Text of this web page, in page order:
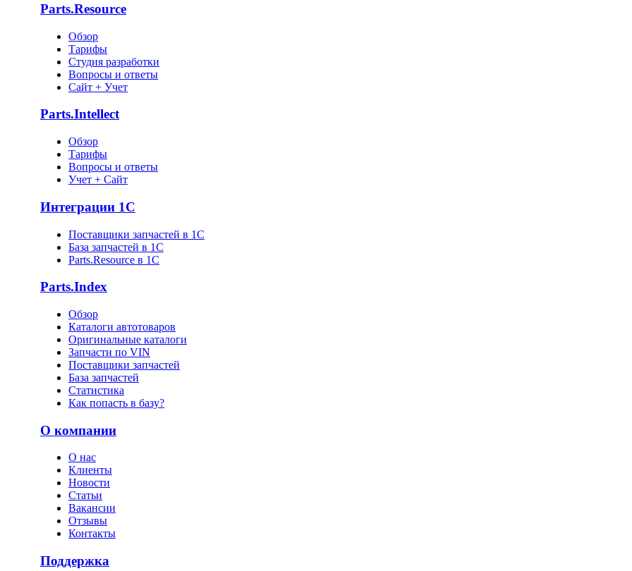
Parts.Resource
Обзор
Тарифы
Студия разработки
Вопросы и ответы
Сайт + Учет
Parts.Intellect
Обзор
Тарифы
Вопросы и ответы
Учет + Сайт
Интеграции 1С
Поставщики запчастей в 1C
База запчастей в 1С
Parts.Resource в 1C
Parts.Index
Обзор
Каталоги автотоваров
Оригинальные каталоги
Запчасти по VIN
Поставщики запчастей
База запчастей
Статистика
Как попасть в базу?
О компании
О нас
Клиенты
Новости
Статьи
Вакансии
Отзывы
Контакты
Поддержка